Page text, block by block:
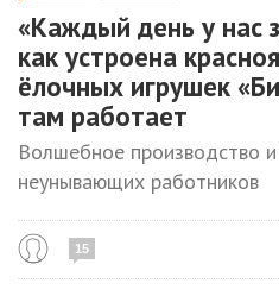
«Каждый день у нас
как устроена
ёлочных игрушек
там работает
Волшебное производство
неунывающих работников
15